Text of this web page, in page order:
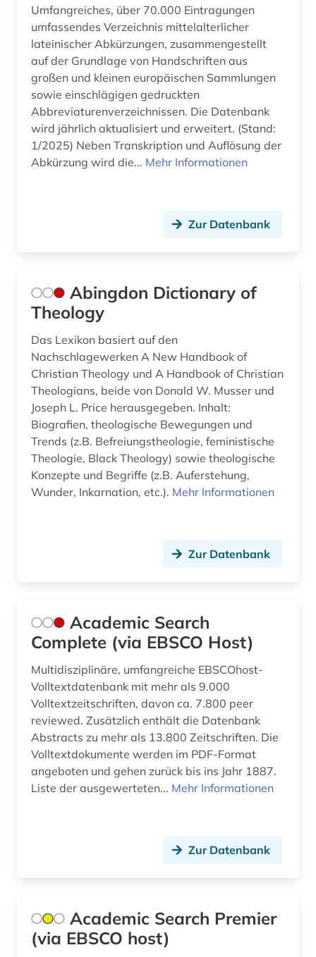
biblische stoffe (1)
biblische studien (1)
bildarchiv (1)
bilddatenbank (2)
bildstock (1)
biografie (7)
lyriker; widerstandskämpfer (1)
bosnien-herzegowina (2)
botanik (1)
brauchtum (1)
brief (5)
british academy (1)
british library (1)
brüssel (2)
buchkunde (1)
buddha (1)
buddhismus (15)
byzantinisches reich (1)
calvin, jean | theologe; reformator (1)
calvinismus (1)
Umfangreiches, über 70.000 Eintragungen
umfassendes Verzeichnis mittelalterlicher
lateinischer Abkürzungen, zusammengestellt
auf der Grundlage von Handschriften aus
großen und kleinen europäischen Sammlungen
sowie einschlägigen gedruckten
Abbreviaturenverzeichnissen. Die Datenbank
wird jährlich aktualisiert und erweitert. (Stand:
1/2025) Neben Transkription und Auflösung der
Abkürzung wird die... Mehr Informationen
Zur Datenbank
Abingdon Dictionary of
Theology
Das Lexikon basiert auf den
Nachschlagewerken A New Handbook of
Christian Theology und A Handbook of Christian
Theologians, beide von Donald W. Musser und
Joseph L. Price herausgegeben. Inhalt:
Biografien, theologische Bewegungen und
Trends (z.B. Befreiungstheologie, feministische
Theologie, Black Theology) sowie theologische
Konzepte und Begriffe (z.B. Auferstehung,
Wunder, Inkarnation, etc.). Mehr Informationen
Zur Datenbank
Academic Search
Complete (via EBSCO Host)
Multidisziplinäre, umfangreiche EBSCOhost-
Volltextdatenbank mit mehr als 9.000
Volltextzeitschriften, davon ca. 7.800 peer
reviewed. Zusätzlich enthält die Datenbank
Abstracts zu mehr als 13.800 Zeitschriften. Die
Volltextdokumente werden im PDF-Format
angeboten und gehen zurück bis ins Jahr 1887.
Liste der ausgewerteten... Mehr Informationen
Zur Datenbank
Academic Search Premier
(via EBSCO host)